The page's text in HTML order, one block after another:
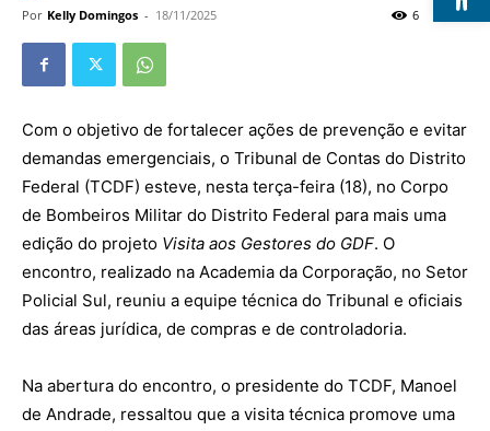
Por Kelly Domingos - 18/11/2025 0
6
Com o objetivo de fortalecer ações de prevenção e evitar
demandas emergenciais, o Tribunal de Contas do Distrito
Federal (TCDF) esteve, nesta terça-feira (18), no Corpo
de Bombeiros Militar do Distrito Federal para mais uma
edição do projeto Visita aos Gestores do GDF. O
encontro, realizado na Academia da Corporação, no Setor
Policial Sul, reuniu a equipe técnica do Tribunal e oficiais
das áreas jurídica, de compras e de controladoria.
Na abertura do encontro, o presidente do TCDF, Manoel
de Andrade, ressaltou que a visita técnica promove uma